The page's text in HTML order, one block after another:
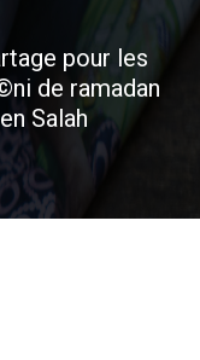
pour les
de ramadan
Salah